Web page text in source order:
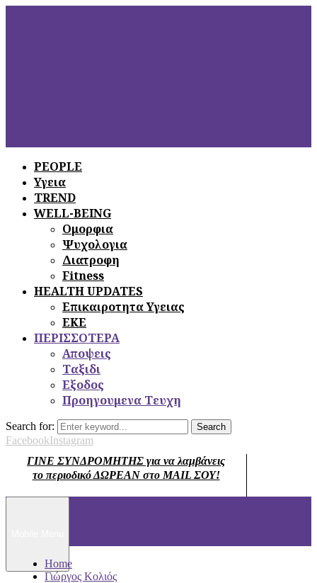
PEOPLE
Υγεια
TREND
WELL-BEING
Ομορφια
Ψυχολογια
Διατροφη
Fitness
HEALTH UPDATES
Επικαιροτητα Υγειας
ΕΚΕ
ΠΕΡΙΣΣΟΤΕΡΑ
Αποψεις
Ταξιδι
Εξοδος
Προηγουμενα Τευχη
Search for: Search
FacebookInstagram
ΓΙΝΕ ΣΥΝΔΡΟΜΗΤΗΣ για να λαμβάνεις
το περιοδικό ΔΩΡΕΑΝ στο MAIL ΣΟΥ!
Home
Γιώργος Κολιός